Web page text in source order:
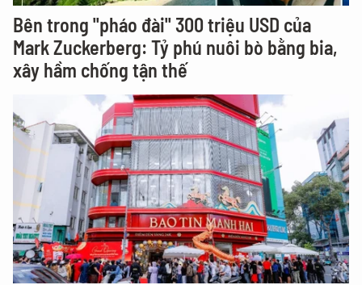
Bên trong "pháo đài" 300 triệu USD của
Mark Zuckerberg: Tỷ phú nuôi bò bằng bia,
xây hầm chống tận thế